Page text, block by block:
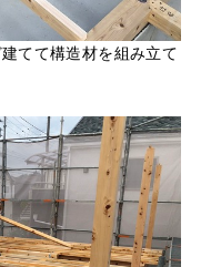
てて構造材を組み立て